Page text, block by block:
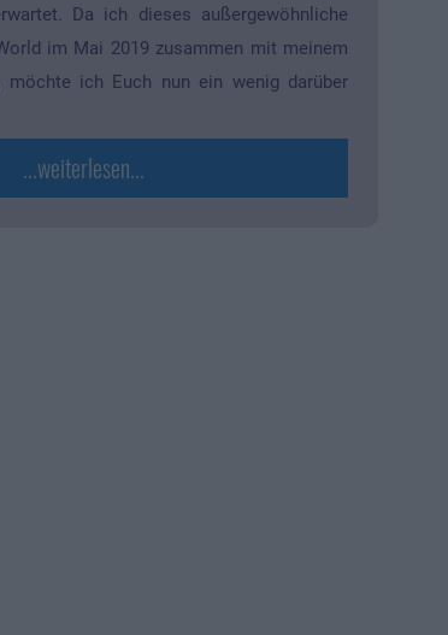
Da ich dieses außergewöhnliche
im Mai 2019 zusammen mit meinem
möchte ich Euch nun ein wenig darüber
...weiterlesen...